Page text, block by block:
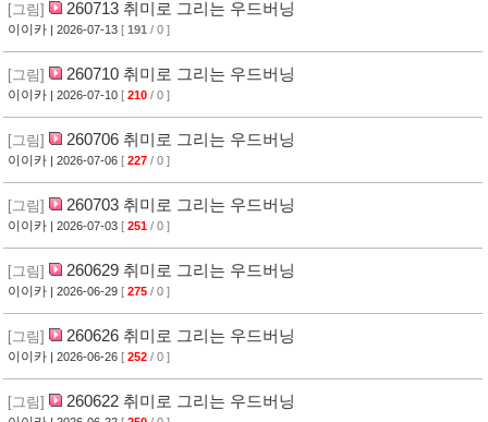
[그림] 260713 취미로 그리는 우드버닝
이이카 | 2026-07-13 [ 191 / 0 ]
[그림] 260710 취미로 그리는 우드버닝
이이카 | 2026-07-10 [ 210 / 0 ]
[그림] 260706 취미로 그리는 우드버닝
이이카 | 2026-07-06 [ 227 / 0 ]
[그림] 260703 취미로 그리는 우드버닝
이이카 | 2026-07-03 [ 251 / 0 ]
[그림] 260629 취미로 그리는 우드버닝
이이카 | 2026-06-29 [ 275 / 0 ]
[그림] 260626 취미로 그리는 우드버닝
이이카 | 2026-06-26 [ 252 / 0 ]
[그림] 260622 취미로 그리는 우드버닝